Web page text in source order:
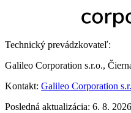
Technický prevádzkovateľ:
Galileo Corporation s.r.o.,
Kontakt: Galileo Corporation
Posledná aktualizácia: 6. 8. 2026